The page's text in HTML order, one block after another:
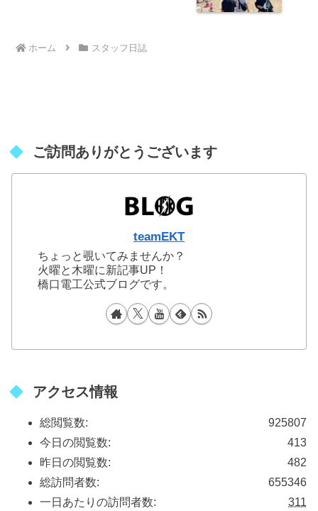
ホーム スタッフ日誌
ご訪問ありがとうございます
teamEKT
ちょっと覗いてみませんか？
火曜と木曜に新記事UP！
橋口電工公式ブログです。
アクセス情報
925807
総閲覧数:
413
今日の閲覧数:
482
昨日の閲覧数:
655346
総訪問者数:
311
一日あたりの訪問者数: